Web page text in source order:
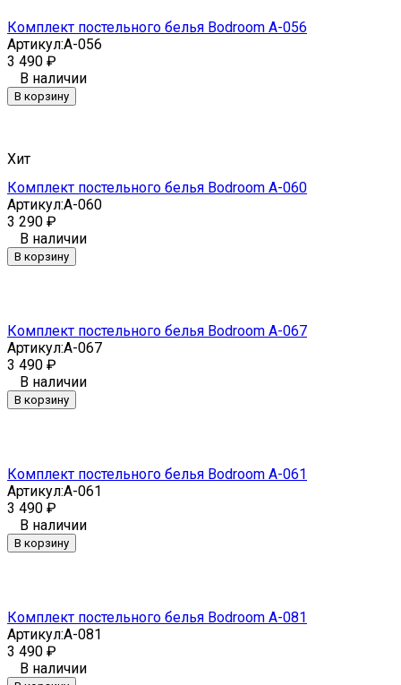
Комплект постельного белья Bodroom A-056
Артикул:A-056
3 490 ₽
В наличии
В корзину
Хит
Комплект постельного белья Bodroom A-060
Артикул:A-060
3 290 ₽
В наличии
В корзину
Комплект постельного белья Bodroom A-067
Артикул:A-067
3 490 ₽
В наличии
В корзину
Комплект постельного белья Bodroom A-061
Артикул:A-061
3 490 ₽
В наличии
В корзину
Комплект постельного белья Bodroom A-081
Артикул:A-081
3 490 ₽
В наличии